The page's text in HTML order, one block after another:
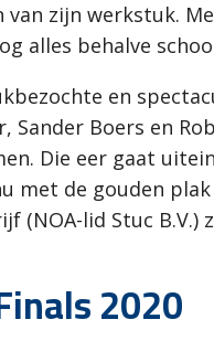
van zijn werkstuk.
alles behalve
en
Sander Boers en
Die eer gaat
met de gouden
(NOA-lid Stuc
2020